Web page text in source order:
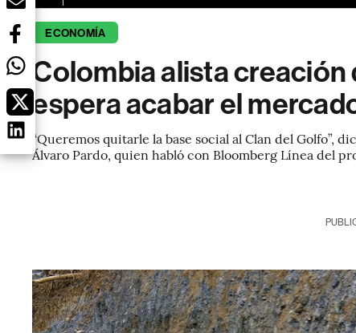
ECONOMÍA
Colombia alista creación
espera acabar el
“Queremos quitarle la base social al Clan del Golfo”,
Álvaro Pardo, quien habló con Bloomberg Línea del